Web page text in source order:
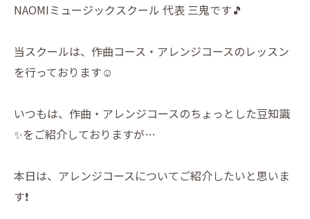
NAOMIミュージックスクール 代表 三鬼です🎵
当スクールは、作曲コース・アレンジコースのレッスン
を行っております☺️
いつもは、作曲・アレンジコースのちょっとした豆知識
✨をご紹介しておりますが…
本日は、アレンジコースについてご紹介したいと思いま
す❗️